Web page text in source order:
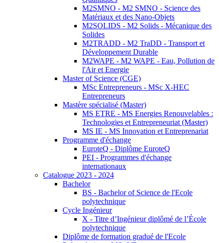
M2SMNO - M2 SMNO - Science des
Matériaux et des Nano-Objets
M2SOLIDS - M2 Solids - Mécanique des
Solides
M2TRADD - M2 TraDD - Transport et
Développement Durable
M2WAPE - M2 WAPE - Eau, Pollution de
l'Air et Energie
Master of Science (CGE)
MSc Entrepreneurs - MSc X-HEC
Entrepreneurs
Mastère spécialisé (Master)
MS ETRE - MS Energies Renouvelables :
Technologies et Entrepreneuriat (Master)
MS IE - MS Innovation et Entreprenariat
Programme d'échange
EuroteQ - Diplôme EuroteQ
PEI - Programmes d'échange
internationaux
Catalogue 2023 - 2024
Bachelor
BS - Bachelor of Science de l'Ecole
polytechnique
Cycle Ingénieur
X - Titre d’Ingénieur diplômé de l’École
polytechnique
Diplôme de formation gradué de l'Ecole